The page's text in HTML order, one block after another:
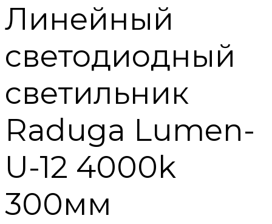
Линейный
светодиодный
светильник
Raduga Lumen-
U-12 4000k
300мм